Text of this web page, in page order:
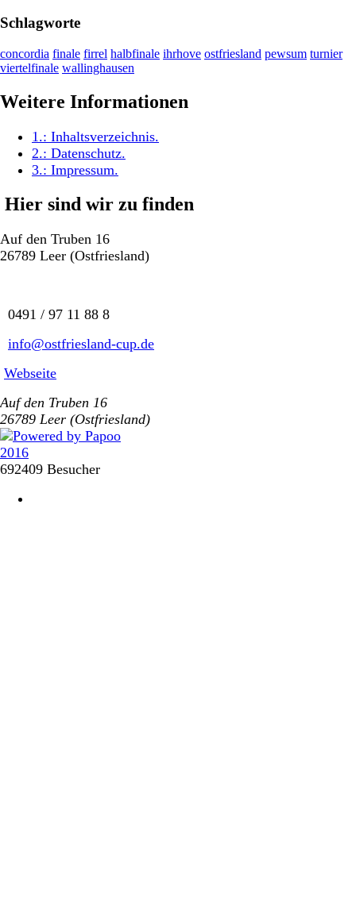
Schlagworte
concordia finale firrel halbfinale ihrhove ostfriesland pewsum turnier
viertelfinale wallinghausen
Weitere Informationen
1.: Inhaltsverzeichnis.
2.: Datenschutz.
3.: Impressum.
Hier sind wir zu finden
Auf den Truben 16
26789 Leer (Ostfriesland)
0491 / 97 11 88 8
info@ostfriesland-cup.de
Webseite
Auf den Truben 16
26789 Leer (Ostfriesland)
692409 Besucher